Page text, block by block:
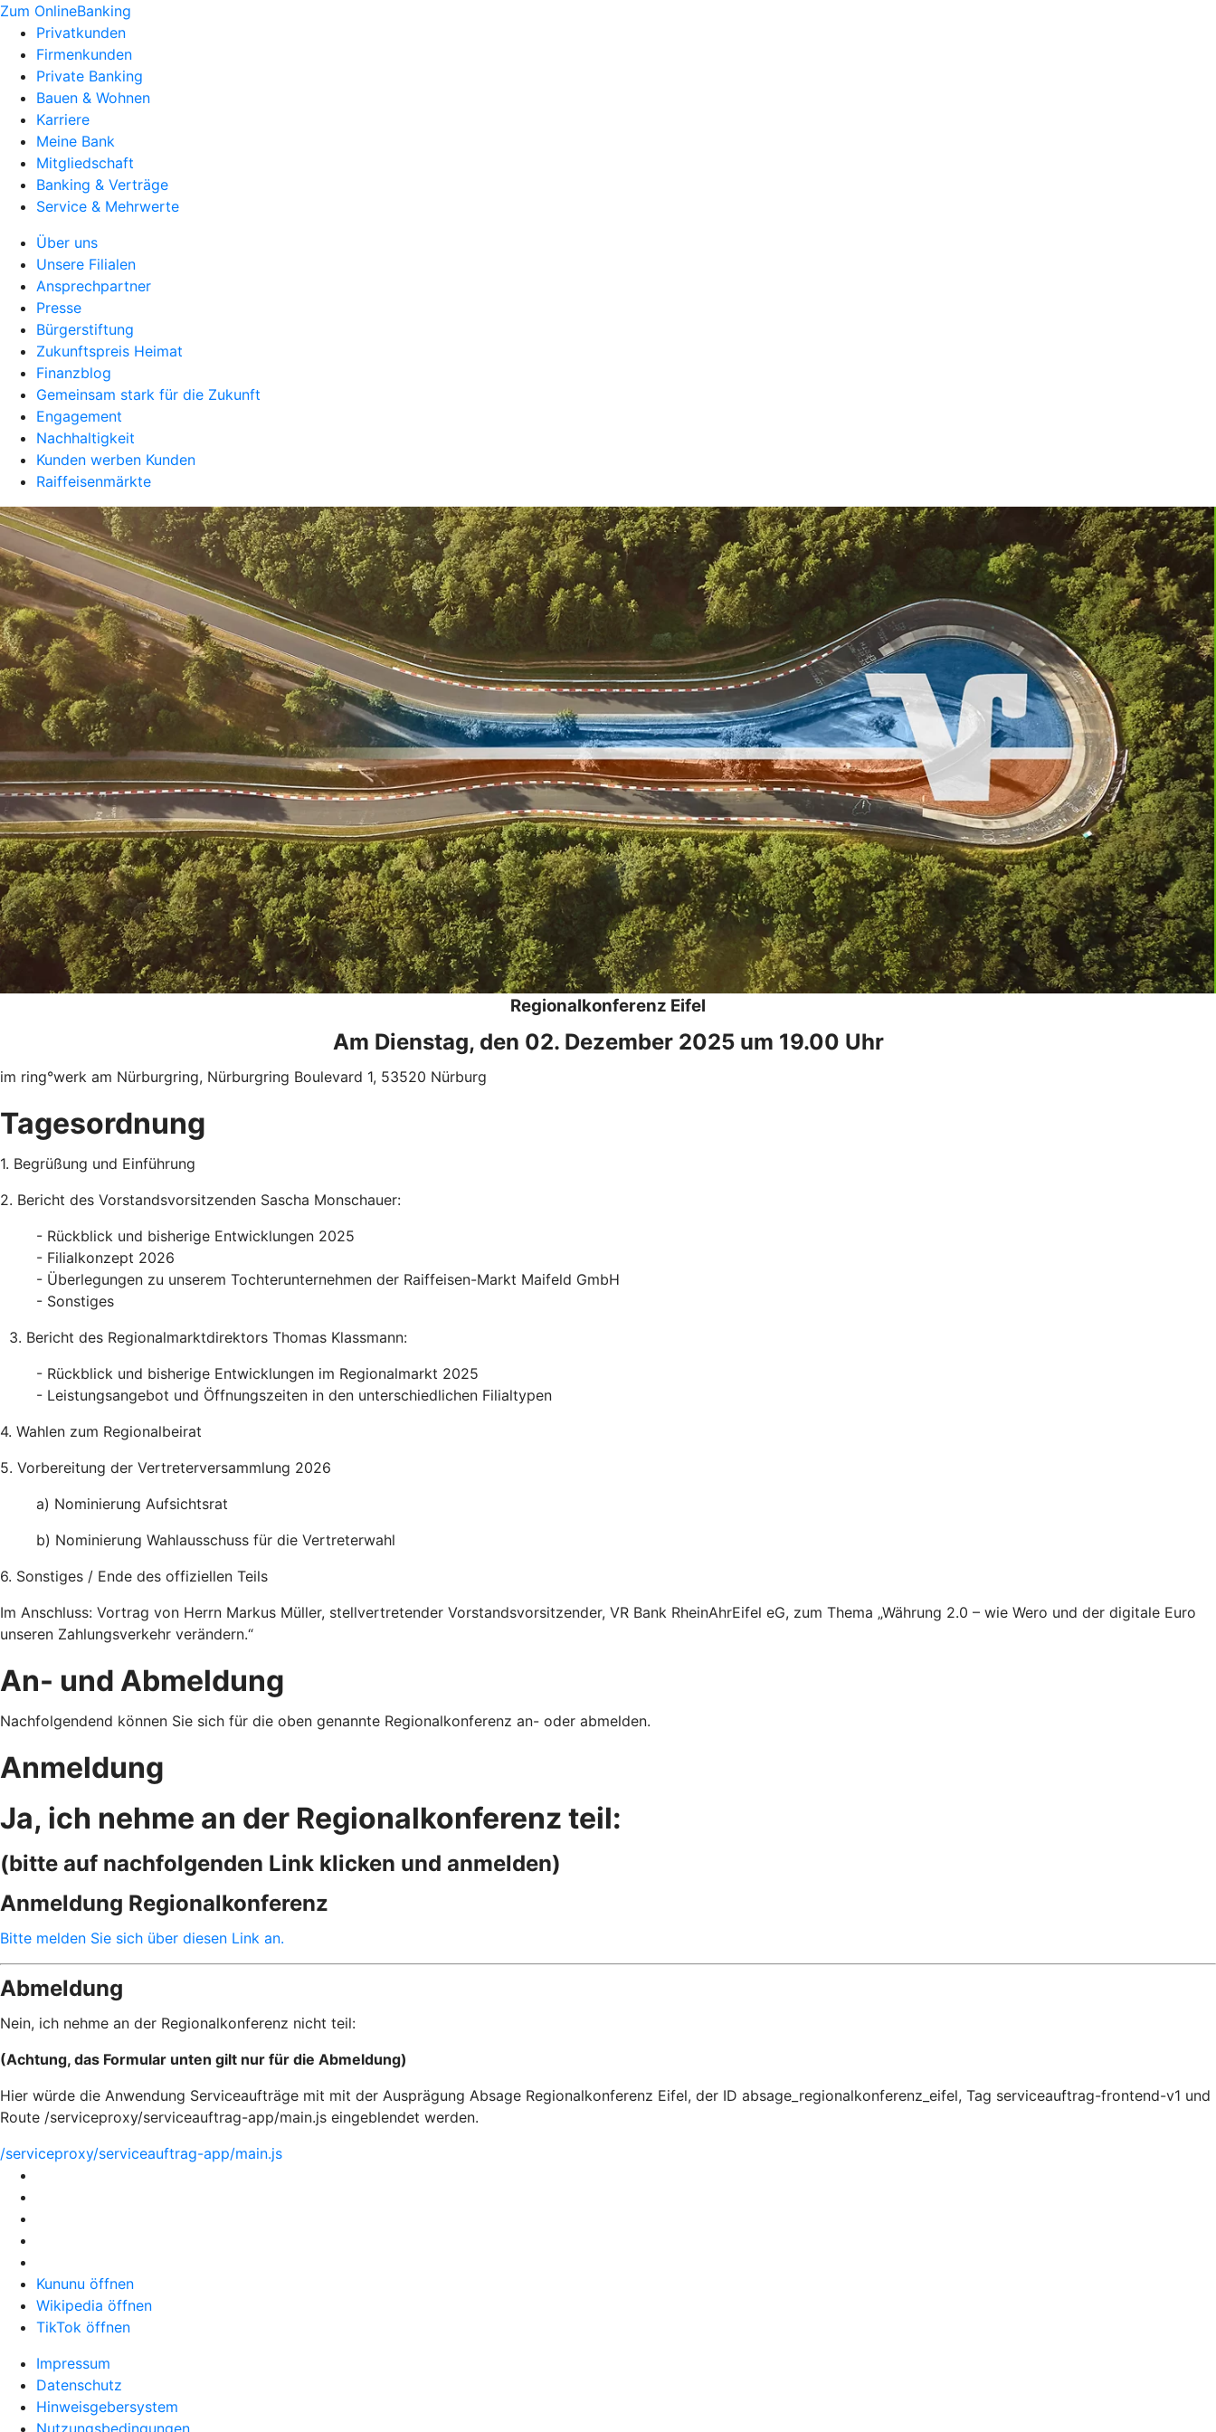
Zum OnlineBanking
Privatkunden
Firmenkunden
Private Banking
Bauen & Wohnen
Karriere
Meine Bank
Mitgliedschaft
Banking & Verträge
Service & Mehrwerte
Über uns
Unsere Filialen
Ansprechpartner
Presse
Bürgerstiftung
Zukunftspreis Heimat
Finanzblog
Gemeinsam stark für die Zukunft
Engagement
Nachhaltigkeit
Kunden werben Kunden
Raiffeisenmärkte
Regionalkonferenz Eifel
Am Dienstag, den 02. Dezember 2025 um 19.00 Uhr
im ring°werk am Nürburgring, Nürburgring Boulevard 1, 53520 Nürburg
Tagesordnung
1. Begrüßung und Einführung
2. Bericht des Vorstandsvorsitzenden Sascha Monschauer:
- Rückblick und bisherige Entwicklungen 2025
- Filialkonzept 2026
- Überlegungen zu unserem Tochterunternehmen der Raiffeisen-Markt Maifeld GmbH
- Sonstiges
3. Bericht des Regionalmarktdirektors Thomas Klassmann:
- Rückblick und bisherige Entwicklungen im Regionalmarkt 2025
- Leistungsangebot und Öffnungszeiten in den unterschiedlichen Filialtypen
4. Wahlen zum Regionalbeirat
5. Vorbereitung der Vertreterversammlung 2026
a) Nominierung Aufsichtsrat
b) Nominierung Wahlausschuss für die Vertreterwahl
6. Sonstiges / Ende des offiziellen Teils
Im Anschluss: Vortrag von Herrn Markus Müller, stellvertretender Vorstandsvorsitzender, VR Bank RheinAhrEifel eG, zum Thema „Währung 2.0 – wie Wero und der digitale Euro
unseren Zahlungsverkehr verändern.“
An- und Abmeldung
Nachfolgendend können Sie sich für die oben genannte Regionalkonferenz an- oder abmelden.
Anmeldung
Ja, ich nehme an der Regionalkonferenz teil:
(bitte auf nachfolgenden Link klicken und anmelden)
Anmeldung Regionalkonferenz
Bitte melden Sie sich über diesen Link an.
Abmeldung
Nein, ich nehme an der Regionalkonferenz nicht teil:
(Achtung, das Formular unten gilt nur für die Abmeldung)
Hier würde die Anwendung Serviceaufträge mit mit der Ausprägung Absage Regionalkonferenz Eifel, der ID absage_regionalkonferenz_eifel, Tag serviceauftrag-frontend-v1 und
Route /serviceproxy/serviceauftrag-app/main.js eingeblendet werden.
/serviceproxy/serviceauftrag-app/main.js
Kununu öffnen
Wikipedia öffnen
TikTok öffnen
Impressum
Datenschutz
Hinweisgebersystem
Nutzungsbedingungen